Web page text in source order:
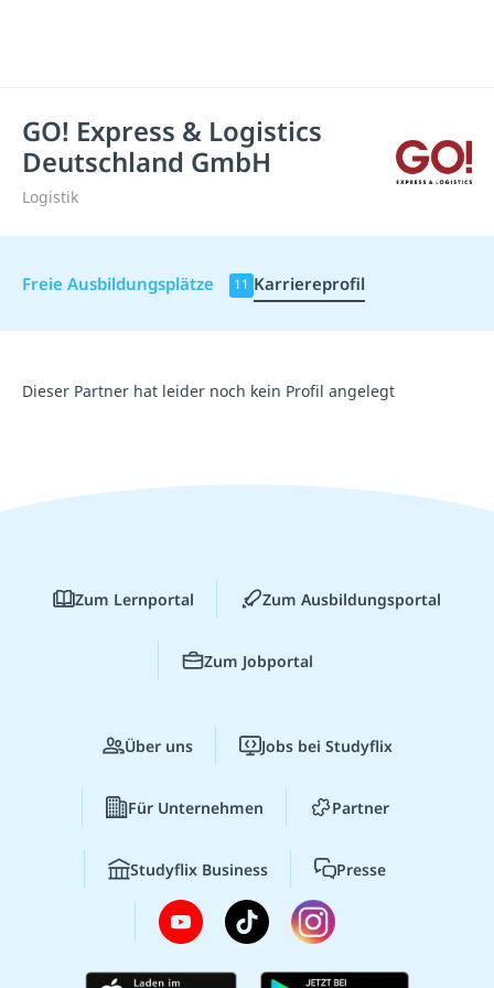
GO! Express & Logistics
Deutschland GmbH
Logistik
Freie Ausbildungsplätze 11 Karriereprofil
Dieser Partner hat leider noch kein Profil angelegt
Zum Lernportal Zum Ausbildungsportal
Zum Jobportal
Über uns Jobs bei Studyflix
Für Unternehmen Partner
Studyflix Business Presse